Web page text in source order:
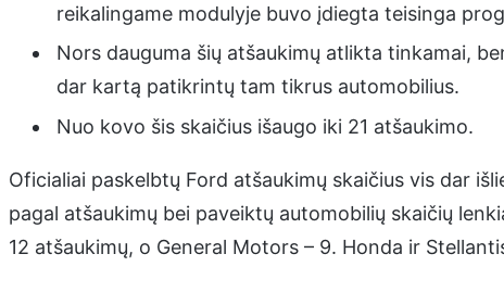
reikalingame modulyje buvo įdiegta teisinga
Nors dauguma šių atšaukimų atlikta tinkamai,
dar kartą patikrintų tam tikrus automobilius.
Nuo kovo šis skaičius išaugo iki 21 atšaukimo.
Oficialiai paskelbtų Ford atšaukimų skaičius vis dar
pagal atšaukimų bei paveiktų automobilių skaičių
12 atšaukimų, o General Motors – 9. Honda ir